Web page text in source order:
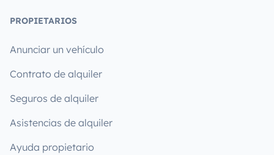
PROPIETARIOS
Anunciar un vehículo
Contrato de alquiler
Seguros de alquiler
Asistencias de alquiler
Ayuda propietario